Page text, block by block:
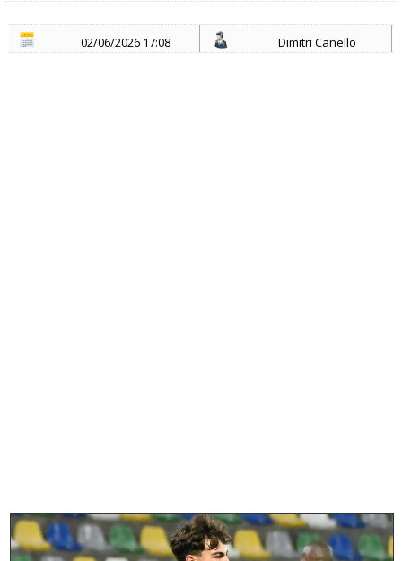
02/06/2026 17:08 Dimitri Canello